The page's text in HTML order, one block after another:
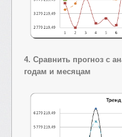
4. Сравнить прогноз с
годам и месяцам